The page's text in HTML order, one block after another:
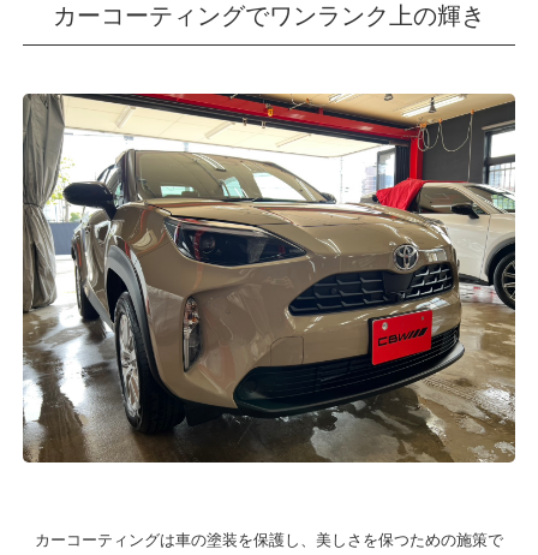
カーコーティングでワンランク上の輝き
カーコーティングは車の塗装を保護し、美しさを保つための施策で